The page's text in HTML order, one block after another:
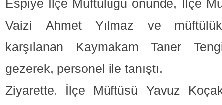
Espiye İlçe Müftülüğü önünde, İlçe
Vaizi Ahmet Yılmaz ve
karşılanan Kaymakam Taner
gezerek, personel ile tanıştı.
Ziyarette, İlçe Müftüsü Yavuz